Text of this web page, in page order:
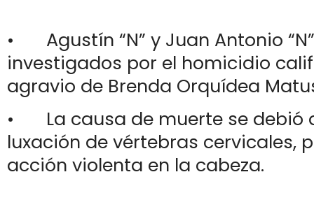
•
Agustín “N” y Juan Antonio
investigados por el homicidio
agravio de Brenda Orquídea
•
La causa de muerte se
luxación de vértebras cervicales,
acción violenta en la cabeza.